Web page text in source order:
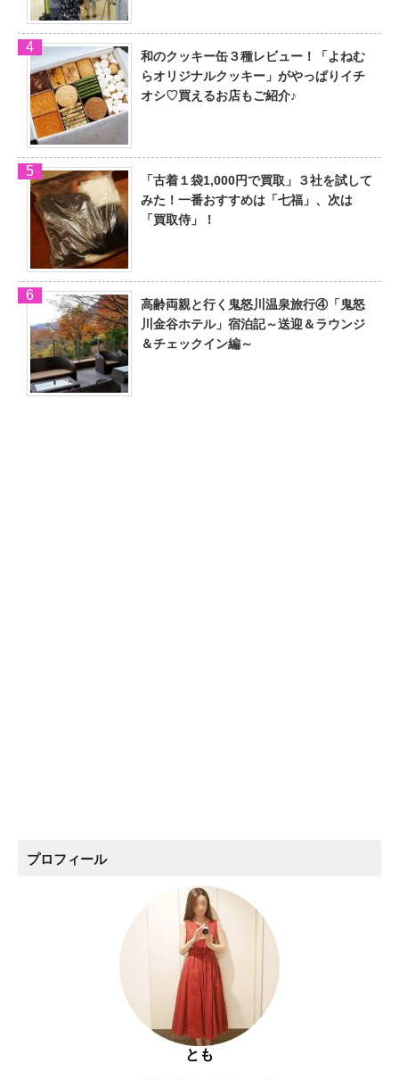
和のクッキー缶３種レビュー！「よねむ
らオリジナルクッキー」がやっぱりイチ
オシ♡買えるお店もご紹介♪
「古着１袋1,000円で買取」３社を試して
みた！一番おすすめは「七福」、次は
「買取侍」！
高齢両親と行く鬼怒川温泉旅行④「鬼怒
川金谷ホテル」宿泊記～送迎＆ラウンジ
＆チェックイン編～
プロフィール
とも